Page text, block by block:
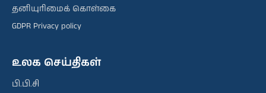
தனியுரிமைக் கொள்கை
GDPR Privacy policy
உலக செய்திகள்
பி.பி.சி